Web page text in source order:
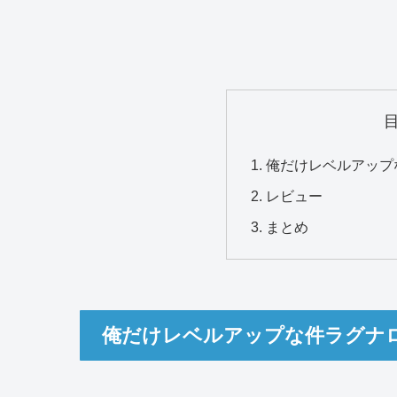
俺だけレベルアッ
レビュー
まとめ
俺だけレベルアップな件ラグナ